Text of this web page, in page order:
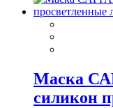
Маска
силикон